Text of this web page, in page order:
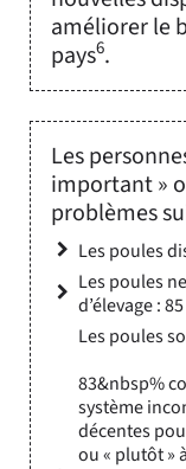
améliorer le
pays6.
Les
important »
problèmes
Les poules
Les poules
d’élevage :
Les poules
83&nbsp%
système
décentes
ou « plutôt »